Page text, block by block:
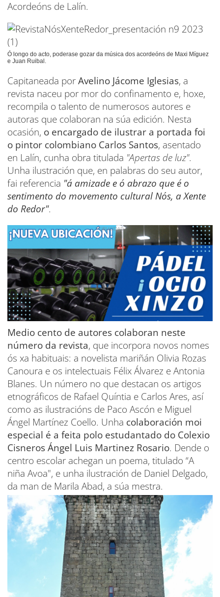
Acordeóns de Lalín.
Ó longo do acto, poderase gozar da música dos acordeóns de Maxi Míguez
e Juan Ruibal.
Capitaneada porAvelino Jácome Iglesias, a
revista naceu por mor do confinamento e, hoxe,
recompila o talento de numerosos autores e
autoras que colaboran na súa edición. Nesta
ocasión, o encargado de ilustrar a portada foi
o pintor colombiano Carlos Santos, asentado
en Lalín, cunha obra titulada "Apertas de luz".
Unha ilustración que, en palabras do seu autor,
fai referencia "á amizade e ó abrazo que é o
sentimento do movemento cultural Nós, a Xente
do Redor".
Medio cento de autores colaboran neste
número da revista, que incorpora novos nomes
ós xa habituais: a novelista mariñán Olivia Rozas
Canoura e os intelectuais Félix Álvarez e Antonia
Blanes. Un número no que destacan os artigos
etnográficos de Rafael Quíntia e Carlos Ares, así
como as ilustracións de Paco Ascón e Miguel
Ángel Martínez Coello. Unha colaboración moi
especial é a feita polo estudantado do Colexio
Cisneros Ángel Luis Martinez Rosario. Dende o
centro escolar achegan un poema, titulado “A
niña Avoa", e unha ilustración de Daniel Delgado,
da man de Marila Abad, a súa mestra.